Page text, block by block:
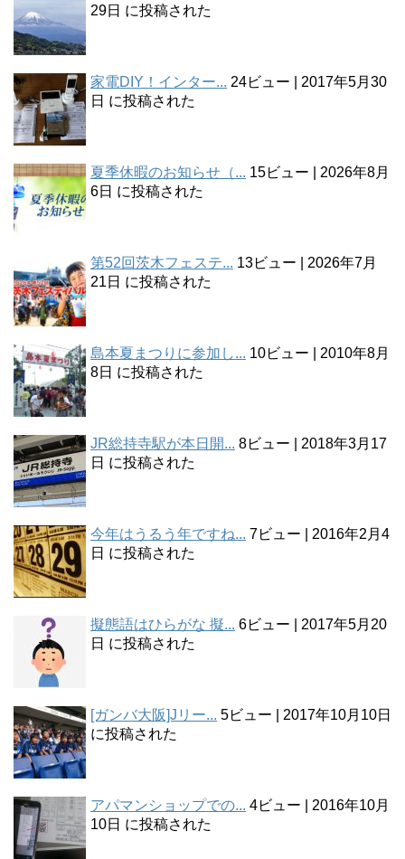
29日 に投稿された
家電DIY！インター... 24ビュー
2017年5月30
日 に投稿された
夏季休暇のお知らせ（... 15ビュー
2026年8月
6日 に投稿された
第52回茨木フェステ... 13ビュー
2026年7月
21日 に投稿された
島本夏まつりに参加し... 10ビュー
2010年8月
8日 に投稿された
JR総持寺駅が本日開... 8ビュー
2018年3月17
日 に投稿された
今年はうるう年ですね... 7ビュー
2016年2月4
日 に投稿された
擬態語はひらがな 擬... 6ビュー
2017年5月20
日 に投稿された
[ガンバ大阪]Jリー... 5ビュー
2017年10月10日
に投稿された
アパマンショップでの... 4ビュー
2016年10月
10日 に投稿された